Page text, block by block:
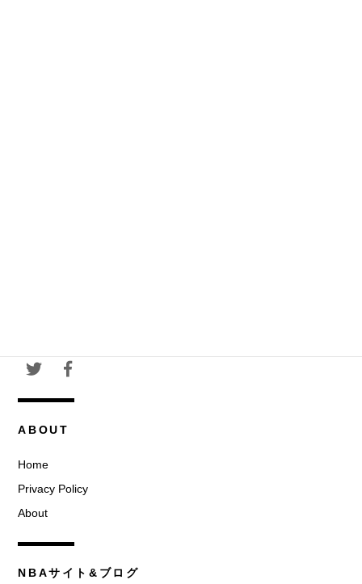
ABOUT
Home
Privacy Policy
About
NBAサイト&ブログ